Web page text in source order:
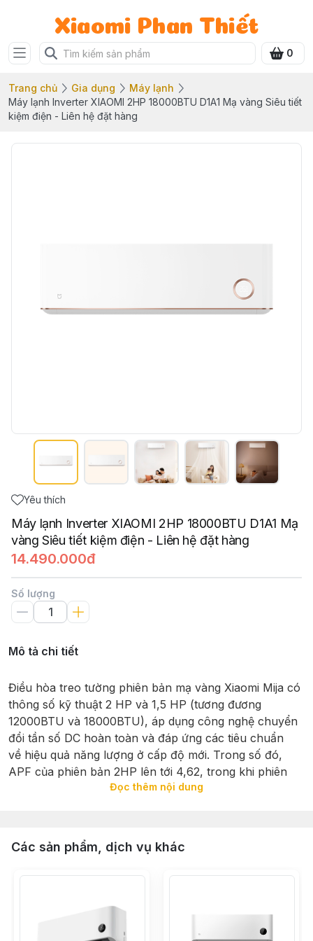
Xiaomi Phan Thiết
0
Trang chủ Gia dụng
Máy lạnh
Máy lạnh Inverter XIAOMI 2HP 18000BTU D1A1 Mạ vàng Siêu tiết
kiệm điện - Liên hệ đặt hàng
Yêu thích
Máy lạnh Inverter XIAOMI 2HP 18000BTU D1A1 Mạ
vàng Siêu tiết kiệm điện - Liên hệ đặt hàng
14.490.000đ
Số lượng
Mô tả chi tiết
Điều hòa treo tường phiên bản mạ vàng Xiaomi Mija có
thông số kỹ thuật 2 HP và 1,5 HP (tương đương
12000BTU và 18000BTU), áp dụng công nghệ chuyển
đổi tần số DC hoàn toàn và đáp ứng các tiêu chuẩn
về hiệu quả năng lượng ở cấp độ mới. Trong số đó,
APF của phiên bản 2HP lên tới 4,62, trong khi phiên
Đọc thêm nội dung
Các sản phẩm, dịch vụ khác